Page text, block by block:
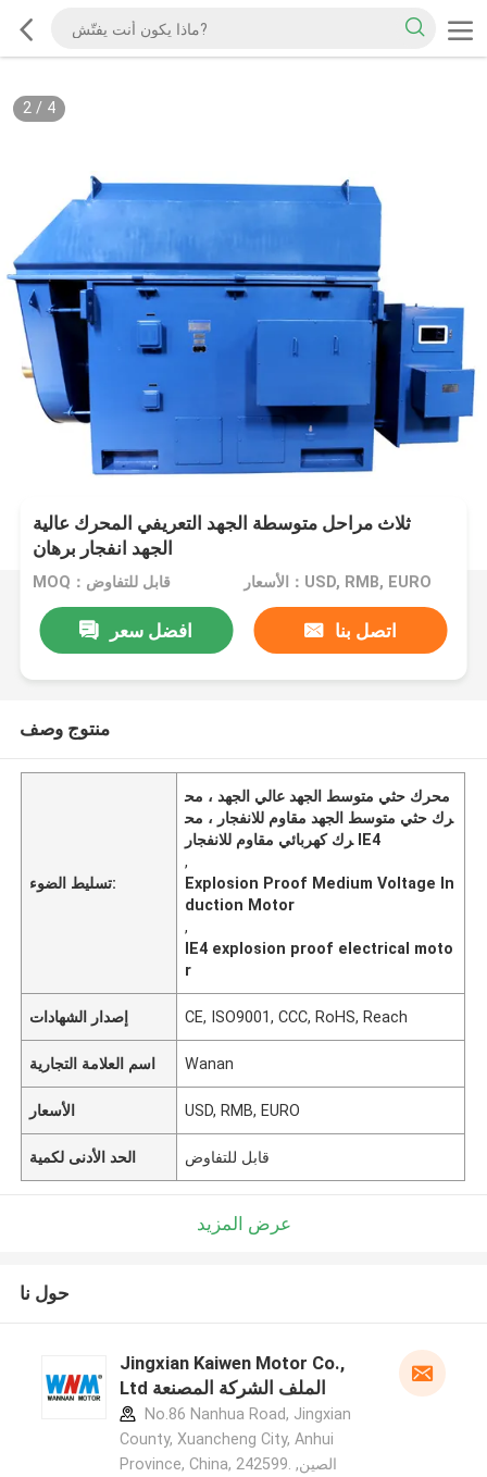
2/ 4
ثلاث مراحل متوسطة الجهد التعريفي المحرك عالية
الجهد انفجار برهان
MOQ：قابل للتفاوض الأسعار：USD, RMB, EURO
افضل سعر اتصل بنا
منتوج وصف
تسليط الضوء:
محرك حثي متوسط ​​الجهد عالي الجهد ، مح
رك حثي متوسط ​​الجهد مقاوم للانفجار ، مح
رك كهربائي مقاوم للانفجار IE4
,
Explosion Proof Medium Voltage In
duction Motor
,
IE4 explosion proof electrical moto
r
إصدار الشهادات CE, ISO9001, CCC, RoHS, Reach
اسم العلامة التجارية Wanan
الأسعار USD, RMB, EURO
الحد الأدنى لكمية قابل للتفاوض
عرض المزيد
حول نا
Jingxian Kaiwen Motor Co.,
Ltd الملف الشركة المصنعة
No.86 Nanhua Road, Jingxian
County, Xuancheng City, Anhui
Province, China, 242599. ,الصين